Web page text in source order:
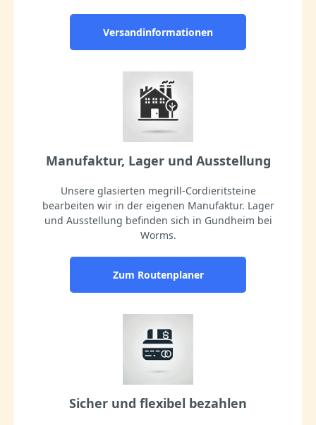
Versandinformationen
Manufaktur, Lager und Ausstellung
Unsere glasierten megrill-Cordieritsteine
bearbeiten wir in der eigenen Manufaktur. Lager
und Ausstellung befinden sich in Gundheim bei
Worms.
Zum Routenplaner
Sicher und flexibel bezahlen